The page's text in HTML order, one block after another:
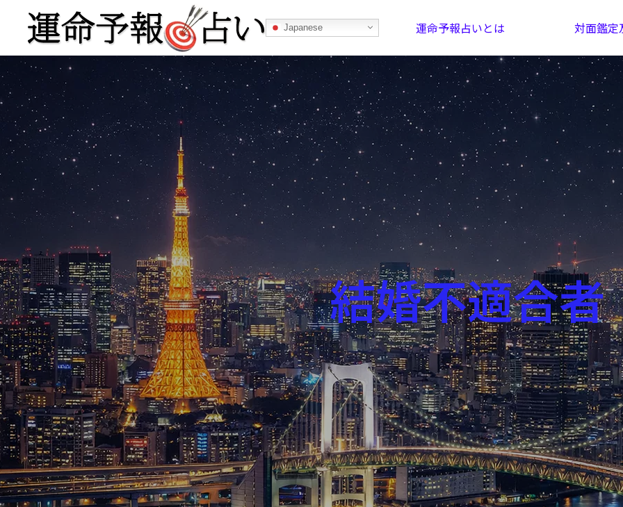
Japanese 運命予報占いとは 対面鑑定
運命予報占い
運命予報占いとは あなたの所属部屋を探そう！ 最恐の相性占い
記事カテゴリー
ブログ お知らせ 芸能界
スポーツ 競馬 社会
テニス四大大会・五輪
結婚不適合者